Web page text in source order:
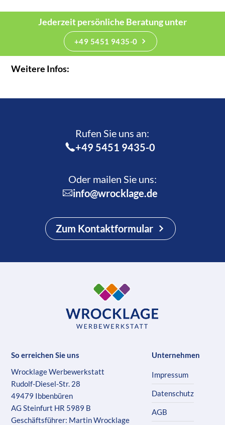
Jederzeit persönliche Beratung unter
+49 5451 9435-0
Weitere Infos:
Rufen Sie uns an:­
+49 5451 9435-0
Oder mailen Sie uns:
info@wrocklage.de
Zum Kontaktformular
So erreichen Sie uns
Wrocklage Werbewerkstatt
Rudolf-Diesel-Str. 28
49479 Ibbenbüren
AG Steinfurt HR 5989 B
Geschäftsführer: Martin Wrocklage
Unternehmen
Impressum
Datenschutz
AGB